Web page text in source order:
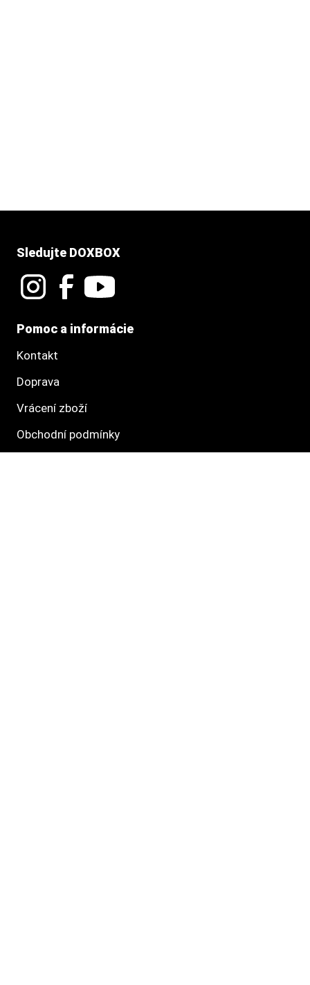
Sledujte DOXBOX
Pomoc a informácie
Kontakt
Doprava
Vrácení zboží
Obchodní podmínky